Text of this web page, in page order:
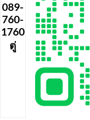
089-
760-
1760
ตู่